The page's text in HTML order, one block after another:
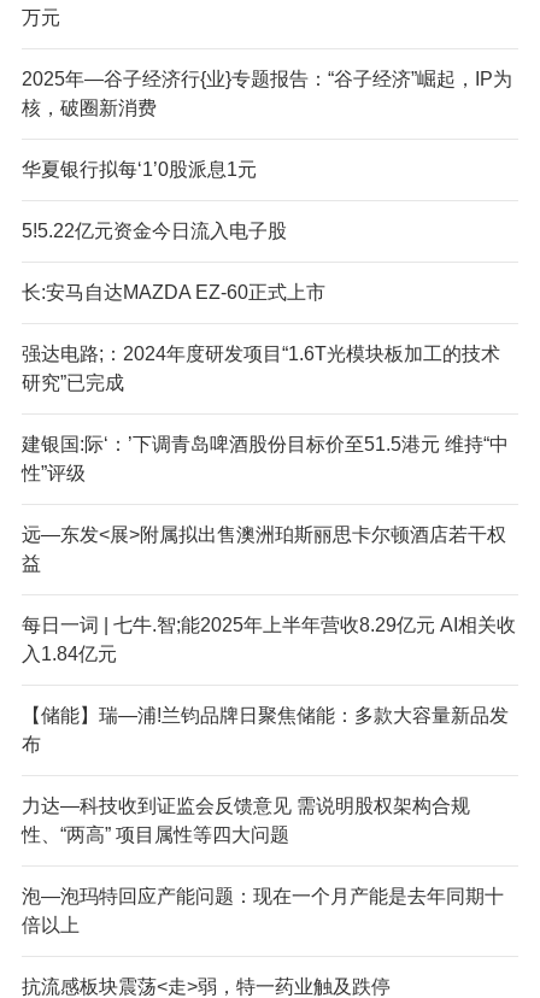
万元
2025年—谷子经济行{业}专题报告：“谷子经济”崛起，IP为
核，破圈新消费
华夏银行拟每‘1’0股派息1元
5!5.22亿元资金今日流入电子股
长:安马自达MAZDA EZ-60正式上市
强达电路;：2024年度研发项目“1.6T光模块板加工的技术
研究”已完成
建银国:际‘：’下调青岛啤酒股份目标价至51.5港元 维持“中
性”评级
远—东发<展>附属拟出售澳洲珀斯丽思卡尔顿酒店若干权
益
每日一词 | 七牛.智;能2025年上半年营收8.29亿元 AI相关收
入1.84亿元
【储能】瑞—浦!兰钧品牌日聚焦储能：多款大容量新品发
布
力达—科技收到证监会反馈意见 需说明股权架构合规
性、“两高” 项目属性等四大问题
泡—泡玛特回应产能问题：现在一个月产能是去年同期十
倍以上
抗流感板块震荡<走>弱，特一药业触及跌停